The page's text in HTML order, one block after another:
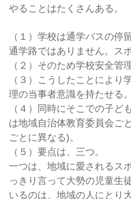
やることはたくさんある。
（１）学校は通学バスの停
通学路ではありません。ス
（２）そのため学校安全管
（３）こうしたことにより
理の当事者意識を持たせる。
（４）同時にそこでの子ど
は地域自治体教育委員会ご
ごとに異なる)。
（５）要点は、三つ。
一つは、地域に愛されるス
っきり言って大勢の児童生
いるのは、地域の人にとり